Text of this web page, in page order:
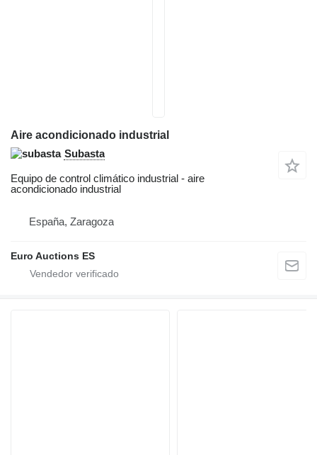
Aire acondicionado industrial
Subasta
Equipo de control climático industrial - aire
acondicionado industrial
España, Zaragoza
Euro Auctions ES